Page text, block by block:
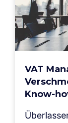
VAT
Know-